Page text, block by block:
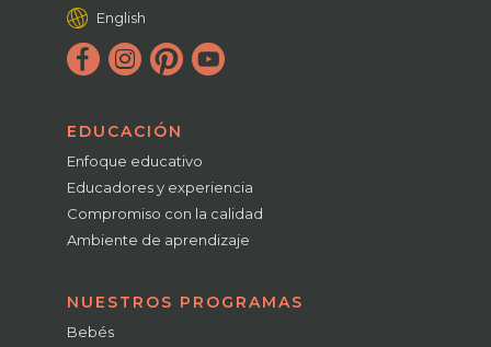
English
EDUCACIÓN
Enfoque educativo
Educadores y experiencia
Compromiso con la calidad
Ambiente de aprendizaje
NUESTROS PROGRAMAS
Bebés